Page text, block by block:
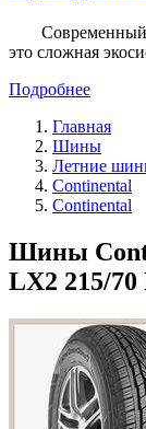
это сложная
Подробнее
Главная
Шины
Летние
Continental
Continental
Шины
LX2 215/70